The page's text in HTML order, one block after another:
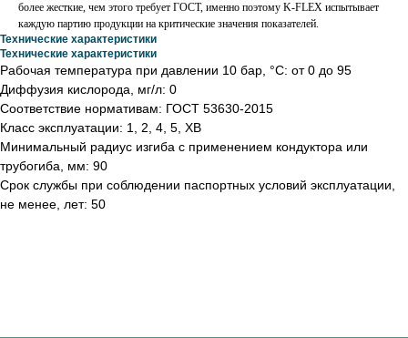
более жесткие, чем этого требует ГОСТ, именно поэтому K-FLEX испытывает
каждую партию продукции на критические значения показателей.
Технические характеристики
Технические характеристики
Рабочая температура при давлении 10 бар, °С: от 0 до 95
Диффузия кислорода, мг/л: 0
Соответствие нормативам: ГОСТ 53630-2015
Класс эксплуатации: 1, 2, 4, 5, ХВ
Минимальный радиус изгиба с применением кондуктора или
трубогиба, мм: 90
Срок службы при соблюдении паспортных условий эксплуатации,
не менее, лет: 50